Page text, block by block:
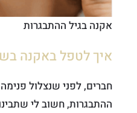
אקנה בגיל ההתבגרות
איך לטפל באקנה
חברים, לפני שנצלול
ההתבגרות, חשוב לי